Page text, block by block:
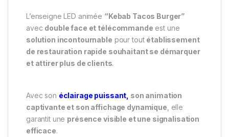
L’enseigne LED animée “Kebab Tacos Burger”
avec double face et télécommande est une
solution incontournable pour tout établissement
de restauration rapide souhaitant se démarquer
et attirer plus de clients.
Avec son éclairage puissant, son animation
captivante et son affichage dynamique , elle
garantit une présence visible et une signalisation
efficace.